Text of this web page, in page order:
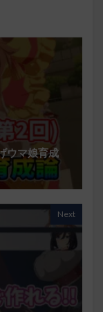
ウマ娘育成
Next